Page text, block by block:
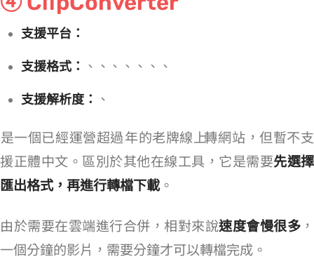
支援平台：
支援格式： MP4、3GP、AVI、MOV、MKV、MP3、M4A、AAC
支援解析度： 1080p、720p
是一個已經運營超過 10 年的老牌線上 YouTube 轉 MP4 網站，但暫不支
援正體中文。區別於其他在線工具，它是需要先選擇
匯出格式，再進行轉檔下載。
由於需要在雲端進行合併，相對來說速度會慢很多 ，
一個 5 分鐘的影片，需要 3~5 分鐘才可以轉檔完成。